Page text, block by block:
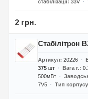
стабілізації 33V
2 грн.
Стабілітрон
Артикул 20226
375шт Вага г.
500мВт
7V5
Тип корпусу